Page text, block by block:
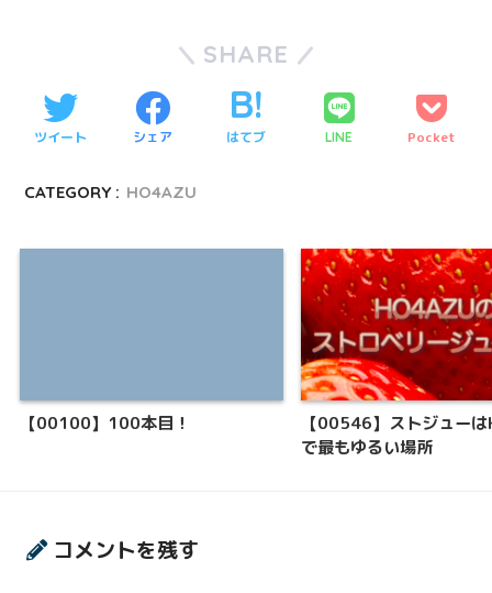
SHARE
ツイート シェア はてブ LINE Pocket
CATEGORY : HO4AZU
【00100】100本目！
【00546】ストジュー
で最もゆるい場所
コメントを残す